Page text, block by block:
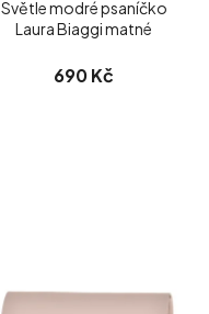
Světle modré psaníčko
Laura Biaggi matné
690 Kč